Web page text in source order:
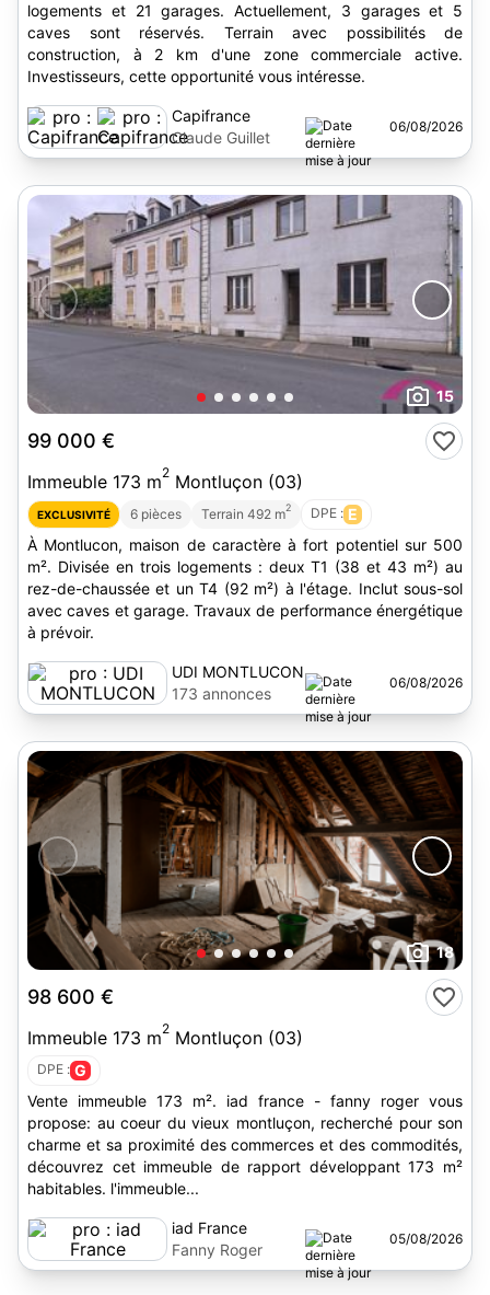
logements et 21 garages. Actuellement, 3 garages et 5
caves sont réservés. Terrain avec possibilités de
construction, à 2 km d'une zone commerciale active.
Investisseurs, cette opportunité vous intéresse.
Capifrance
Claude Guillet
06/08/2026
15
99 000 €
Immeuble 173 m2 Montluçon (03)
EXCLUSIVITÉ 6 pièces Terrain 492 m2 DPE : E
À Montlucon, maison de caractère à fort potentiel sur 500
m². Divisée en trois logements : deux T1 (38 et 43 m²) au
rez-de-chaussée et un T4 (92 m²) à l'étage. Inclut sous-sol
avec caves et garage. Travaux de performance énergétique
à prévoir.
UDI MONTLUCON
173 annonces
06/08/2026
18
98 600 €
Immeuble 173 m2 Montluçon (03)
DPE : G
Vente immeuble 173 m². iad france - fanny roger vous
propose: au coeur du vieux montluçon, recherché pour son
charme et sa proximité des commerces et des commodités,
découvrez cet immeuble de rapport développant 173 m²
habitables. l'immeuble...
iad France
Fanny Roger
05/08/2026